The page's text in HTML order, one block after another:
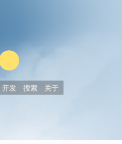
开发 搜索 关于